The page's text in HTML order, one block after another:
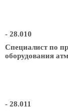
- 28.010
Специалист по
оборудования
- 28.011